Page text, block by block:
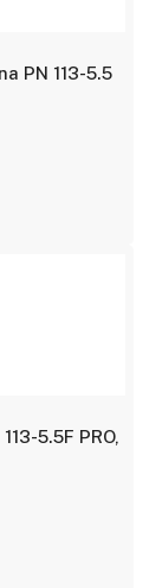
PN 113-5.5
5.5F PRO,